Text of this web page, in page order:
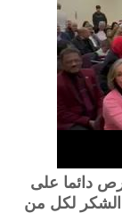
دائما على
الشكر لكل من